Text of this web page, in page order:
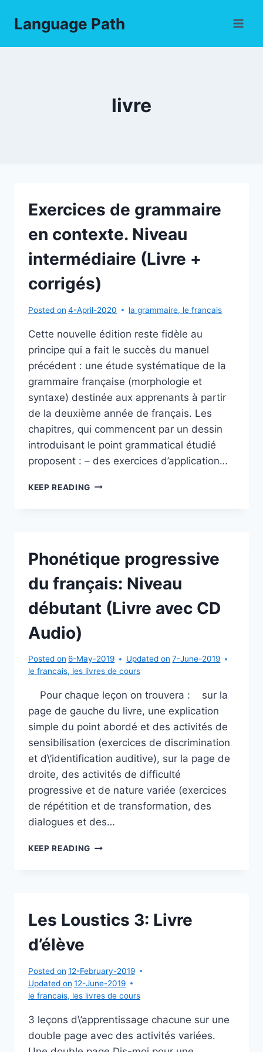
Language Path
livre
Exercices de grammaire
en contexte. Niveau
intermédiaire (Livre +
corrigés)
Posted on 4-April-2020 la grammaire, le francais
Cette nouvelle édition reste fidèle au
principe qui a fait le succès du manuel
précédent : une étude systématique de la
grammaire française (morphologie et
syntaxe) destinée aux apprenants à partir
de la deuxième année de français. Les
chapitres, qui commencent par un dessin
introduisant le point grammatical étudié
proposent : – des exercices d’application…
KEEP READING EXERCICES
INTERMÉDIAIRE
(LIVRE
+
CORRIGÉS)
Phonétique progressive
du français: Niveau
débutant (Livre avec CD
Audio)
Posted on 6-May-2019 Updated on 7-June-2019
le francais, les livres de cours
Pour chaque leçon on trouvera : sur la
page de gauche du livre, une explication
simple du point abordé et des activités de
sensibilisation (exercices de discrimination
et d\’identification auditive), sur la page de
droite, des activités de difficulté
progressive et de nature variée (exercices
de répétition et de transformation, des
dialogues et des…
KEEP READING PHONÉTIQUE
(LIVRE
Les Loustics 3: Livre
d’élève
Posted on 12-February-2019
Updated on 12-June-2019
le francais, les livres de cours
3 leçons d\’apprentissage chacune sur une
double page avec des activités variées.